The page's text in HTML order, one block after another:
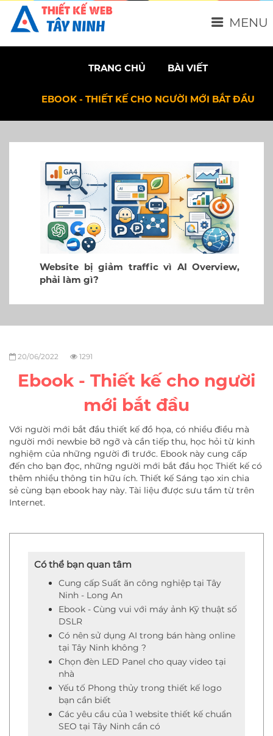
TRANG CHỦ BÀI VIẾT
EBOOK - THIẾT KẾ CHO NGƯỜI MỚI BẮT ĐẦU
Website bị giảm traffic vì AI Overview,
phải làm gì?
20/06/2022 1291
Ebook - Thiết kế cho người
mới bắt đầu
Với người mới bắt đầu thiết kế đồ họa, có nhiều điều mà
người mới newbie bỡ ngỡ và cần tiếp thu, học hỏi từ kinh
nghiệm của những người đi trước. Ebook này cung cấp
đến cho bạn đọc, những người mới bắt đầu học Thiết kế có
thêm nhiều thông tin hữu ích. Thiết kế Sáng tạo xin chia
sẻ cùng bạn ebook hay này. Tài liệu được sưu tầm từ trên
Internet.
Có thể bạn quan tâm
Cung cấp Suất ăn công nghiệp tại Tây
Ninh - Long An
Ebook - Cùng vui với máy ảnh Kỹ thuật số
DSLR
Có nên sử dụng AI trong bán hàng online
tại Tây Ninh không ?
Chọn đèn LED Panel cho quay video tại
nhà
Yếu tố Phong thủy trong thiết kế logo
bạn cần biết
Các yêu cầu của 1 website thiết kế chuẩn
SEO tại Tây Ninh cần có
MENU